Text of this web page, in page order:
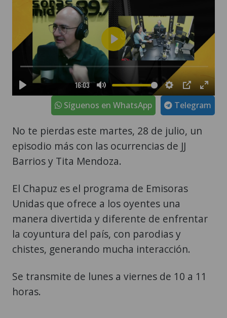
Telegram
Síguenos en WhatsApp
No te pierdas este martes, 28 de julio, un
episodio más con las ocurrencias de JJ
Barrios y Tita Mendoza.
El Chapuz es el programa de Emisoras
Unidas que ofrece a los oyentes una
manera divertida y diferente de enfrentar
la coyuntura del país, con parodias y
chistes, generando mucha interacción.
Se transmite de lunes a viernes de 10 a 11
horas.